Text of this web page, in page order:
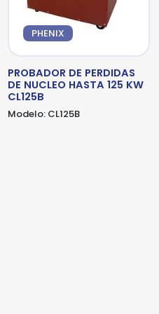
PHENIX
PROBADOR DE PERDIDAS
DE NUCLEO HASTA 125 KW
CL125B
Modelo: CL125B
detalles adicionales.
siguiente formulario
detalles adicionales.
siguiente formulario